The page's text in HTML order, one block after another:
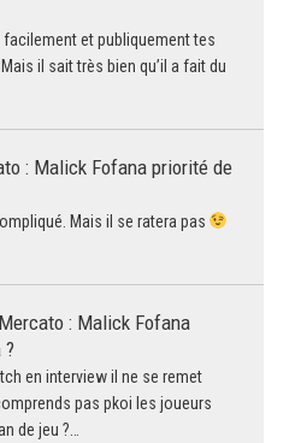
et publiquement tes
Mais il sait très bien qu’il a fait du
: Malick Fofana priorité de
Mais il se ratera pas
: Malick Fofana
?
en interview il ne se remet
pas pkoi les joueurs
de jeu ?…